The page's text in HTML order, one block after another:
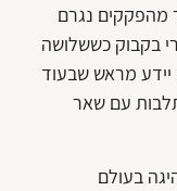
מהפקקים נגרם
בקבוק כששלושה
יידע מראש שבעוד
עם שאר
בעולם